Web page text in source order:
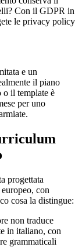
Con il GDPR in
le privacy policy
e un
il piano
o il template è
per uno
progettata
con
cosa la distingue:
non traduce
in italiano, con
grammaticali